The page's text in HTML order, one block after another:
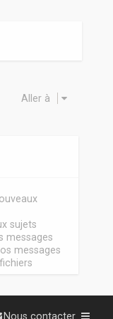
Aller à
sujets
messages
messages
Nous contacter